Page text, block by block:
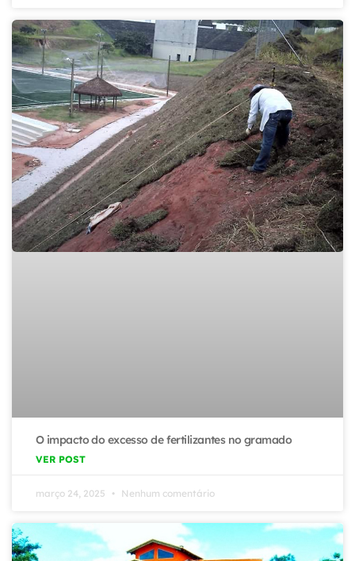
O impacto do excesso de fertilizantes no gramado
VER POST
março 24, 2025 Nenhum comentário